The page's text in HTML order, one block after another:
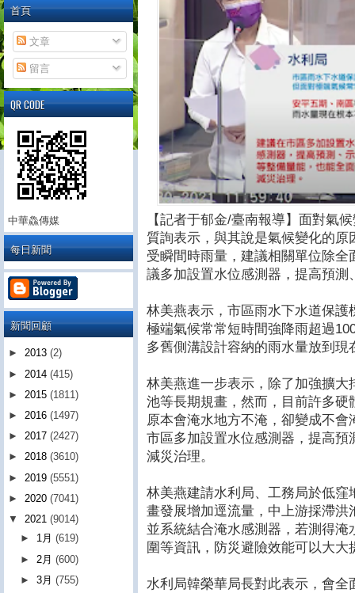
【記者于郁金/臺南報導】面對氣
質詢表示，與其說是氣候變化的
受瞬間時雨量，建議相關單位除
議多加設置水位感測器，提高預測
林美燕表示，市區雨水下水道保
極端氣候常常短時間強降雨超過
多舊側溝設計容納的雨水量放到現
林美燕進一步表示，除了加強擴
池等長期規畫，然而，目前許多
原本會淹水地方不淹，卻變成不
市區多加設置水位感測器，提高
減災治理。
林美燕建請水利局、工務局於低
畫發展增加逕流量，中上游採滯
並系統結合淹水感測器，若測得
圍等資訊，防災避險效能可以大大
水利局韓榮華局長對此表示，會
首頁
文章
留言
QR CODE
中華鱻傳媒
每日新聞
新聞回顧
► 2013 (2)
► 2014 (415)
► 2015 (1811)
► 2016 (1497)
► 2017 (2427)
► 2018 (3610)
► 2019 (5551)
► 2020 (7041)
▼ 2021 (9014)
► 1月(619)
► 2月(600)
►3月(755)